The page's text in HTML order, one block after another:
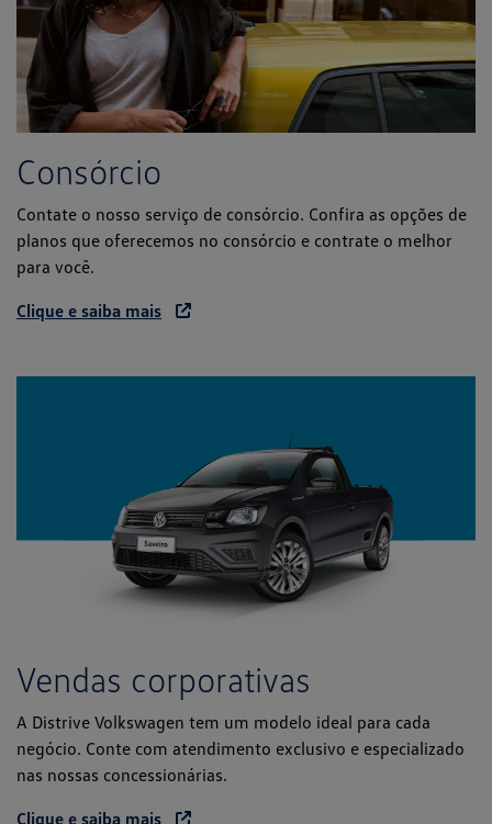
Consórcio
Contate o nosso serviço de consórcio. Confira as opções de
planos que oferecemos no consórcio e contrate o melhor
para você.
Clique e saiba mais
Vendas corporativas
A Distrive Volkswagen tem um modelo ideal para cada
negócio. Conte com atendimento exclusivo e especializado
nas nossas concessionárias.
Clique e saiba mais